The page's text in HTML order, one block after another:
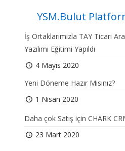
YSM.Bulut
İş Ortaklarımızla TAY Ticari
Yazılımı Eğitimi Yapıldı
4 Mayıs 2020
Yeni Döneme Hazır Mısınız?
1 Nisan 2020
Daha çok Satış için CHARK
23 Mart 2020